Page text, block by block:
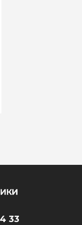
33